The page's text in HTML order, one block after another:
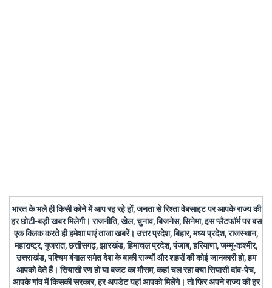
भारत के भले ही किसी कोने में आप रह रहे हों, जनता से रिश्ता वेबसाइट पर आपके राज्य की
हर छोटी-बड़ी खबर मिलेगी। राजनीति, खेल, चुनाव, बिजनेस, सिनेमा, इस प्लैटफॉर्म पर बस
एक क्लिक करते ही हमेशा पाएं ताजा खबरें। उत्तर प्रदेश, बिहार, मध्य प्रदेश, राजस्थान,
महाराष्ट्र, गुजरात, छत्तीसगढ़, झारखंड, हिमाचल प्रदेश, पंजाब, हरियाणा, जम्मू-कश्मीर,
उत्तराखंड, पश्चिम बंगाल समेत देश के बाकी राज्यों और शहरों की कोई जानकारी हो, हम
आपको देते हैं। सियासी रण हो या बजट का मौसम, कहां चल रहा क्या सियासी दांव-पेच,
आपके गांव में किसकी सरकार, हर अपडेट यहां आपको मिलेंगे। तो फिर अपने राज्य की हर